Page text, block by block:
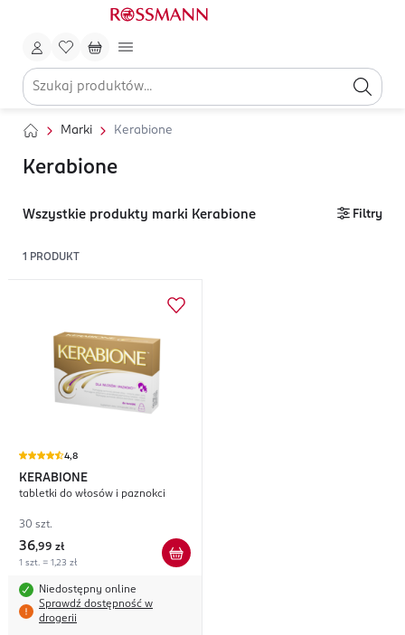
Marki Kerabione
Kerabione
Wszystkie produkty marki Kerabione Filtry
1 PRODUKT
4,8
KERABIONE
tabletki do włosów i paznokci
30 szt.
36,99 zł
1 szt. = 1,23 zł
Niedostępny online
Sprawdź dostępność w
drogerii